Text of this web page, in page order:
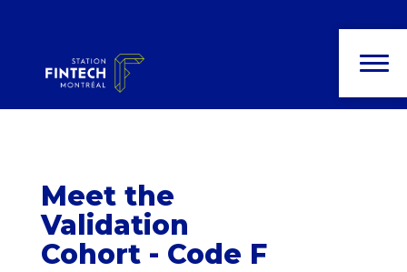
publications
Meet the
Validation
Cohort - Code F